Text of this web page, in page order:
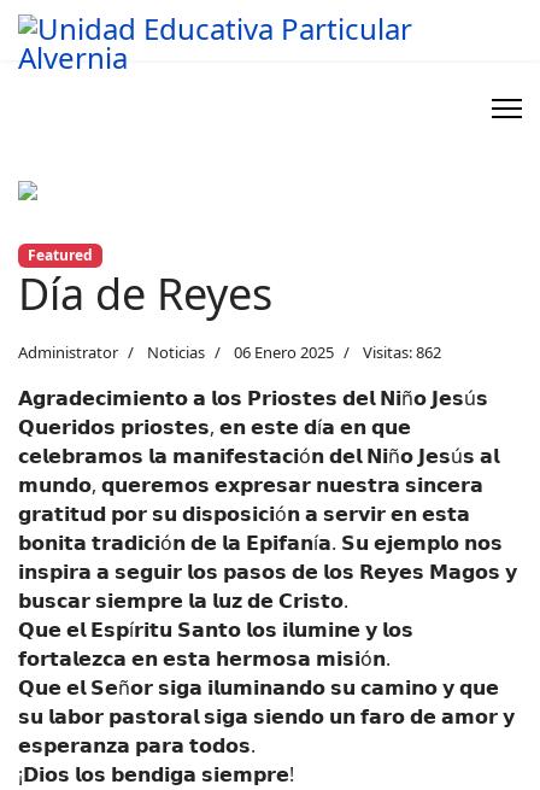
Featured
Día de Reyes
Administrator Noticias 06 Enero 2025 Visitas: 862
𝗔𝗴𝗿𝗮𝗱𝗲𝗰𝗶𝗺𝗶𝗲𝗻𝘁𝗼 𝗮 𝗹𝗼𝘀 𝗣𝗿𝗶𝗼𝘀𝘁𝗲𝘀 𝗱𝗲𝗹 𝗡𝗶ñ𝗼 𝗝𝗲𝘀ú𝘀
𝗤𝘂𝗲𝗿𝗶𝗱𝗼𝘀 𝗽𝗿𝗶𝗼𝘀𝘁𝗲𝘀, 𝗲𝗻 𝗲𝘀𝘁𝗲 𝗱í𝗮 𝗲𝗻 𝗾𝘂𝗲
𝗰𝗲𝗹𝗲𝗯𝗿𝗮𝗺𝗼𝘀 𝗹𝗮 𝗺𝗮𝗻𝗶𝗳𝗲𝘀𝘁𝗮𝗰𝗶ó𝗻 𝗱𝗲𝗹 𝗡𝗶ñ𝗼 𝗝𝗲𝘀ú𝘀 𝗮𝗹
𝗺𝘂𝗻𝗱𝗼, 𝗾𝘂𝗲𝗿𝗲𝗺𝗼𝘀 𝗲𝘅𝗽𝗿𝗲𝘀𝗮𝗿 𝗻𝘂𝗲𝘀𝘁𝗿𝗮 𝘀𝗶𝗻𝗰𝗲𝗿𝗮
𝗴𝗿𝗮𝘁𝗶𝘁𝘂𝗱 𝗽𝗼𝗿 𝘀𝘂 𝗱𝗶𝘀𝗽𝗼𝘀𝗶𝗰𝗶ó𝗻 𝗮 𝘀𝗲𝗿𝘃𝗶𝗿 𝗲𝗻 𝗲𝘀𝘁𝗮
𝗯𝗼𝗻𝗶𝘁𝗮 𝘁𝗿𝗮𝗱𝗶𝗰𝗶ó𝗻 𝗱𝗲 𝗹𝗮 𝗘𝗽𝗶𝗳𝗮𝗻í𝗮. 𝗦𝘂 𝗲𝗷𝗲𝗺𝗽𝗹𝗼 𝗻𝗼𝘀
𝗶𝗻𝘀𝗽𝗶𝗿𝗮 𝗮 𝘀𝗲𝗴𝘂𝗶𝗿 𝗹𝗼𝘀 𝗽𝗮𝘀𝗼𝘀 𝗱𝗲 𝗹𝗼𝘀 𝗥𝗲𝘆𝗲𝘀 𝗠𝗮𝗴𝗼𝘀 𝘆
𝗯𝘂𝘀𝗰𝗮𝗿 𝘀𝗶𝗲𝗺𝗽𝗿𝗲 𝗹𝗮 𝗹𝘂𝘇 𝗱𝗲 𝗖𝗿𝗶𝘀𝘁𝗼.
𝗤𝘂𝗲 𝗲𝗹 𝗘𝘀𝗽í𝗿𝗶𝘁𝘂 𝗦𝗮𝗻𝘁𝗼 𝗹𝗼𝘀 𝗶𝗹𝘂𝗺𝗶𝗻𝗲 𝘆 𝗹𝗼𝘀
𝗳𝗼𝗿𝘁𝗮𝗹𝗲𝘇𝗰𝗮 𝗲𝗻 𝗲𝘀𝘁𝗮 𝗵𝗲𝗿𝗺𝗼𝘀𝗮 𝗺𝗶𝘀𝗶ó𝗻.
𝗤𝘂𝗲 𝗲𝗹 𝗦𝗲ñ𝗼𝗿 𝘀𝗶𝗴𝗮 𝗶𝗹𝘂𝗺𝗶𝗻𝗮𝗻𝗱𝗼 𝘀𝘂 𝗰𝗮𝗺𝗶𝗻𝗼 𝘆 𝗾𝘂𝗲
𝘀𝘂 𝗹𝗮𝗯𝗼𝗿 𝗽𝗮𝘀𝘁𝗼𝗿𝗮𝗹 𝘀𝗶𝗴𝗮 𝘀𝗶𝗲𝗻𝗱𝗼 𝘂𝗻 𝗳𝗮𝗿𝗼 𝗱𝗲 𝗮𝗺𝗼𝗿 𝘆
𝗲𝘀𝗽𝗲𝗿𝗮𝗻𝘇𝗮 𝗽𝗮𝗿𝗮 𝘁𝗼𝗱𝗼𝘀.
¡𝗗𝗶𝗼𝘀 𝗹𝗼𝘀 𝗯𝗲𝗻𝗱𝗶𝗴𝗮 𝘀𝗶𝗲𝗺𝗽𝗿𝗲!